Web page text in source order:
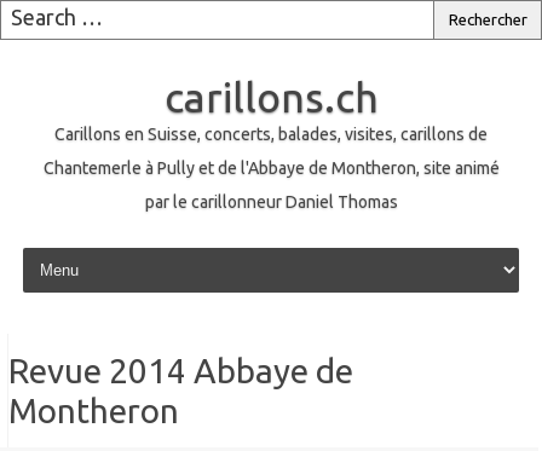
carillons.ch
Carillons en Suisse, concerts, balades, visites, carillons de
Chantemerle à Pully et de l'Abbaye de Montheron, site animé
par le carillonneur Daniel Thomas
Skip to content
Revue 2014 Abbaye de
Montheron